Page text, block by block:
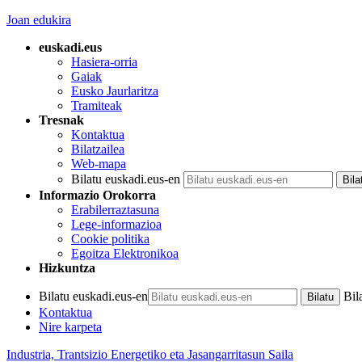
Joan edukira
euskadi.eus
Hasiera-orria
Gaiak
Eusko Jaurlaritza
Tramiteak
Tresnak
Kontaktua
Bilatzailea
Web-mapa
Bilatu euskadi.eus-en
Informazio Orokorra
Erabilerraztasuna
Lege-informazioa
Cookie politika
Egoitza Elektronikoa
Hizkuntza
Bilatu euskadi.eus-en
Kontaktua
Nire karpeta
Industria, Trantsizio Energetiko eta Jasangarritasun Saila